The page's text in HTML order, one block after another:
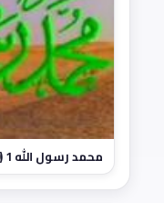
محمد رسول الله 1 (1980)